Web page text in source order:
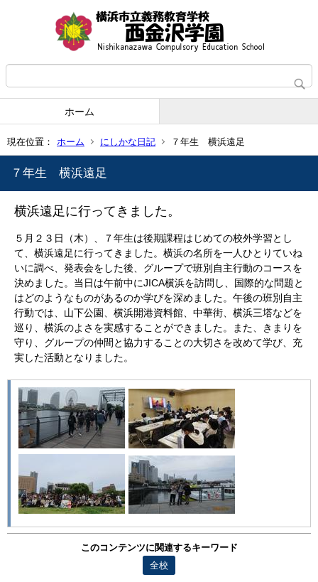
ホーム
現在位置： ホーム にしかな日記 ７年生 横浜遠足
７年生 横浜遠足
横浜遠足に行ってきました。
５月２３日（木）、７年生は後期課程はじめての校外学習とし
て、横浜遠足に行ってきました。 横浜の名所を一人ひとりていね
いに調べ、発表会をした後、グループで班別自主行動のコースを
決めました。当日は午前中にJICA横浜を訪問し、国際的な問題と
はどのようなものがあるのか学びを深めました。午後の班別自主
行動では、山下公園、横浜開港資料館、中華街、横浜三塔などを
巡り、横浜のよさを実感することができました。また、きまりを
守り、グループの仲間と協力することの大切さを改めて学び、充
実した活動となりました。
このコンテンツに関連するキーワード
全校